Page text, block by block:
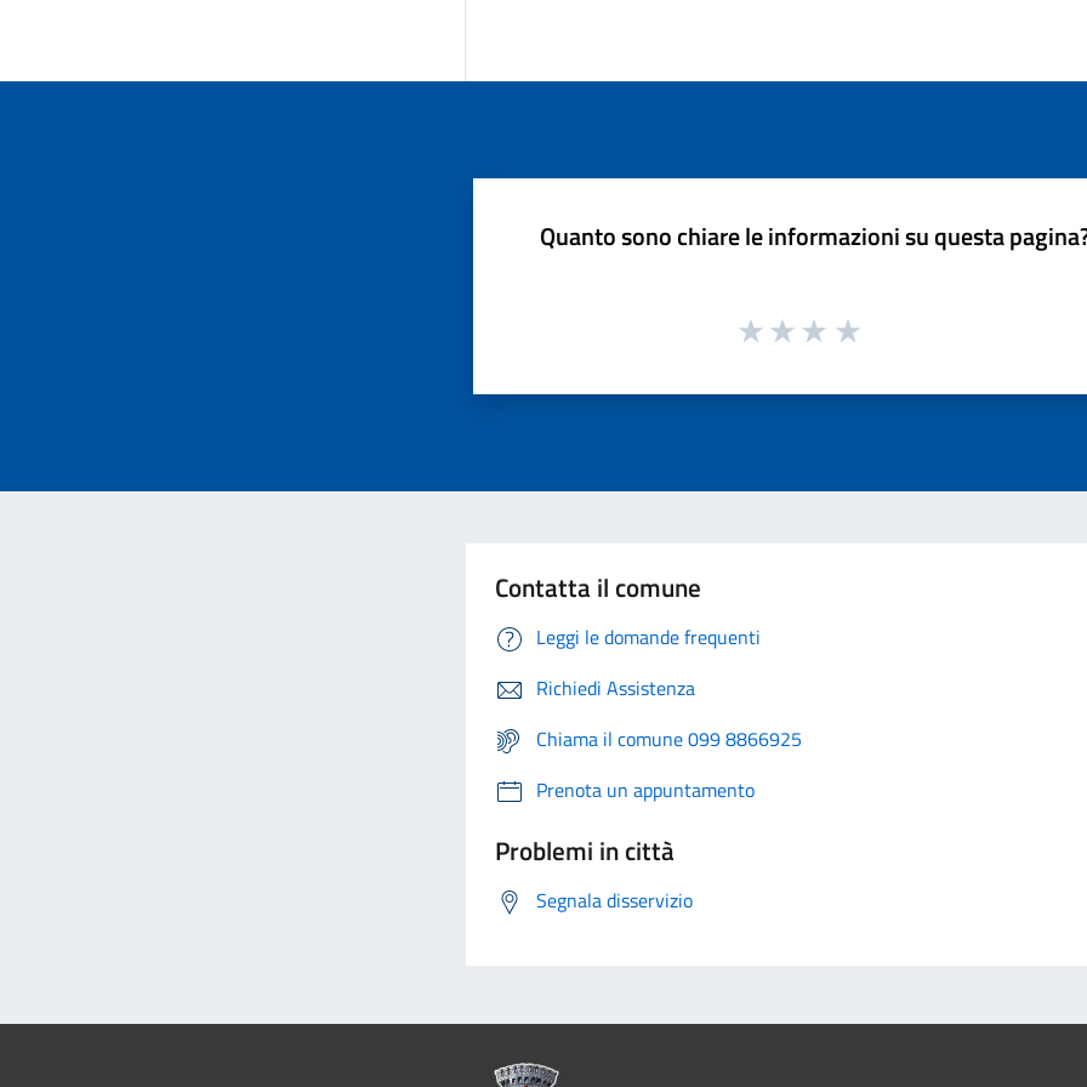
Quanto sono chiare le informazioni su questa
Contatta il comune
Leggi le domande frequenti
Richiedi Assistenza
Chiama il comune 099 8866925
Prenota un appuntamento
Problemi in città
Segnala disservizio